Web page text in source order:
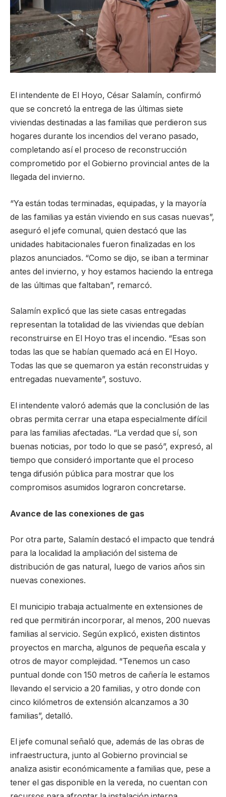
El intendente de El Hoyo, César Salamín, confirmó
que se concretó la entrega de las últimas siete
viviendas destinadas a las familias que perdieron sus
hogares durante los incendios del verano pasado,
completando así el proceso de reconstrucción
comprometido por el Gobierno provincial antes de la
llegada del invierno.
“Ya están todas terminadas, equipadas, y la mayoría
de las familias ya están viviendo en sus casas nuevas”,
aseguró el jefe comunal, quien destacó que las
unidades habitacionales fueron finalizadas en los
plazos anunciados. “Como se dijo, se iban a terminar
antes del invierno, y hoy estamos haciendo la entrega
de las últimas que faltaban”, remarcó.
Salamín explicó que las siete casas entregadas
representan la totalidad de las viviendas que debían
reconstruirse en El Hoyo tras el incendio. “Esas son
todas las que se habían quemado acá en El Hoyo.
Todas las que se quemaron ya están reconstruidas y
entregadas nuevamente”, sostuvo.
El intendente valoró además que la conclusión de las
obras permita cerrar una etapa especialmente difícil
para las familias afectadas. “La verdad que sí, son
buenas noticias, por todo lo que se pasó”, expresó, al
tiempo que consideró importante que el proceso
tenga difusión pública para mostrar que los
compromisos asumidos lograron concretarse.
Avance de las conexiones de gas
Por otra parte, Salamín destacó el impacto que tendrá
para la localidad la ampliación del sistema de
distribución de gas natural, luego de varios años sin
nuevas conexiones.
El municipio trabaja actualmente en extensiones de
red que permitirán incorporar, al menos, 200 nuevas
familias al servicio. Según explicó, existen distintos
proyectos en marcha, algunos de pequeña escala y
otros de mayor complejidad. “Tenemos un caso
puntual donde con 150 metros de cañería le estamos
llevando el servicio a 20 familias, y otro donde con
cinco kilómetros de extensión alcanzamos a 30
familias”, detalló.
El jefe comunal señaló que, además de las obras de
infraestructura, junto al Gobierno provincial se
analiza asistir económicamente a familias que, pese a
tener el gas disponible en la vereda, no cuentan con